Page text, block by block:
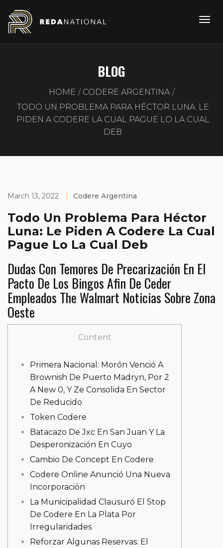
BLOG
HOME
CODERE ARGENTINA
TODO UN PROBLEMA PARA HÉCTOR LUNA: LE
PIDEN A CODERE LA CUAL PAGUE LO LA CUAL
DEB
March 13, 2022 | Codere Argentina
Todo Un Problema Para Héctor
Luna: Le Piden A Codere La Cual
Pague Lo La Cual Deb
Dudas Con Temores De Precarización En El
Pacto De Los Bingos Afin De Ceder
Empleados The Walmart Noticias Sobre Zona
Oeste
Content
Primera Nacional: Morón Venció A
Brownish De Puerto Madryn, Por 2
A New 0, Y Ze Consolida En Sector
De Reducido
Token Codere
Batacazo De Jxc En San Juan Y La
Desperonización En Cuyo
Cambio De Concept En Codere
Codere Online Anunció Una Nueva
Incorporación
La Municipalidad Clausuró El Stop
De Codere En La Plata Por
Irregularidades
Reforzar Algunas Reservas: El